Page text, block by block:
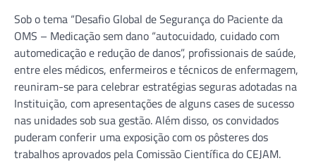
Sob o tema “Desafio Global de Segurança do Paciente da
OMS – Medicação sem dano “autocuidado, cuidado com
automedicação e redução de danos”, profissionais de saúde,
entre eles médicos, enfermeiros e técnicos de enfermagem,
reuniram-se para celebrar estratégias seguras adotadas na
Instituição, com apresentações de alguns cases de sucesso
nas unidades sob sua gestão. Além disso, os convidados
puderam conferir uma exposição com os pôsteres dos
trabalhos aprovados pela Comissão Científica do CEJAM.